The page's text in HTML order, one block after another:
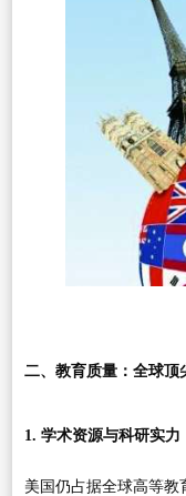
二、教育质量：全球顶
1. 学术资源与科研实力
美国仍占据全球高等